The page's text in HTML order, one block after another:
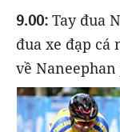
9.00: Tay đua
đua xe đạp cá
về